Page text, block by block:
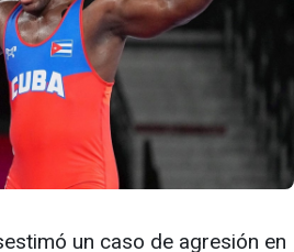
un caso de agresión en